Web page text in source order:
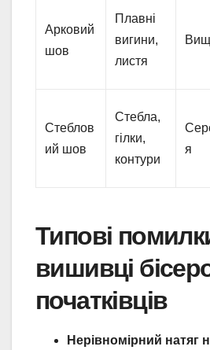
Арковий
шов
Плавні
вигини,
листя
Стеблов
ий шов
Стебла,
гілки,
контури
я
Типові
вишивці
початківців
Нерівномірний натяг